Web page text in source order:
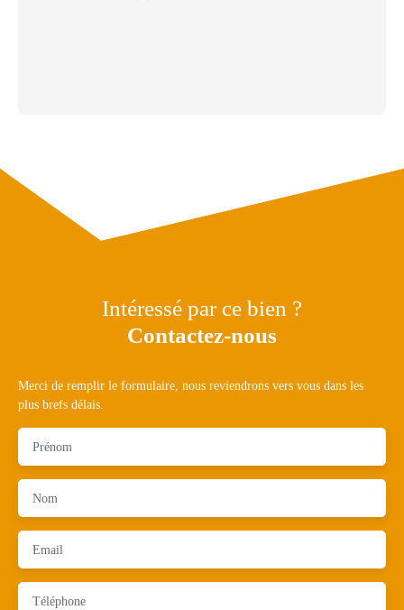
Intéressé par ce bien ?
Contactez-nous
Merci de remplir le formulaire, nous reviendrons vers vous dans les
plus brefs délais.
Prénom
Nom
Email
Téléphone